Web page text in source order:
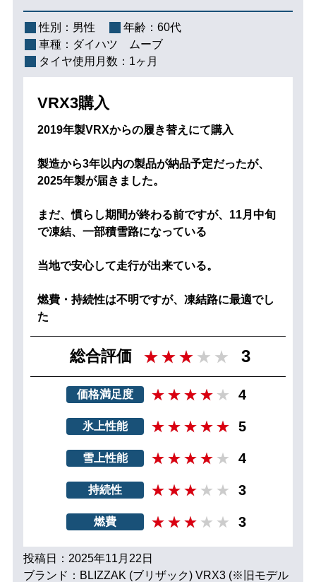
性別： 男性 年齢： 60代
車種： ダイハツ ムーブ
タイヤ使用月数： 1ヶ月
VRX3購入
2019年製VRXからの履き替えにて購入
製造から3年以内の製品が納品予定だったが、
2025年製が届きました。
まだ、慣らし期間が終わる前ですが、11月中旬
で凍結、一部積雪路になっている
当地で安心して走行が出来ている。
燃費・持続性は不明ですが、凍結路に最適でし
た
総合評価 3
価格満足度 4
氷上性能 5
雪上性能 4
持続性 3
燃費 3
投稿日：2025年11月22日
ブランド：BLIZZAK (ブリザック) VRX3 (※旧モデル